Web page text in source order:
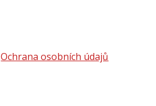
Ochrana osobních údajů